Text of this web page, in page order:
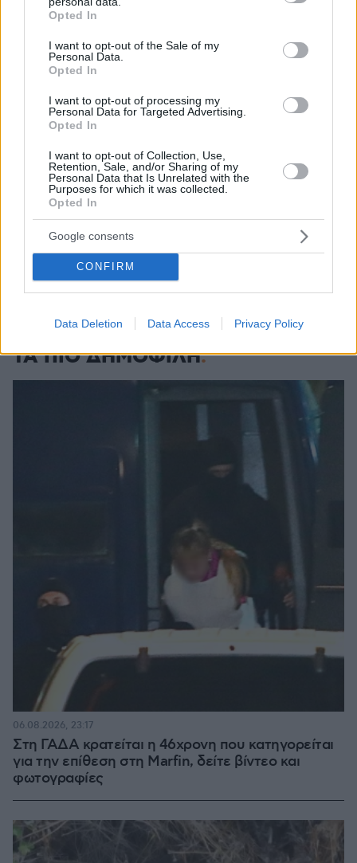
grant or deny consent to Google and its third-party tags to
use your data for below specified purposes in below Google
consent section.
Opted In
I want to opt-out of the Sale of my
Personal Data.
Opted In
I want to opt-out of processing my
Personal Data for Targeted Advertising.
Opted In
I want to opt-out of Collection, Use,
Retention, Sale, and/or Sharing of my
Personal Data that Is Unrelated with the
Purposes for which it was collected.
Opted In
Google consents
CONFIRM
Data Deletion Data Access Privacy Policy
Τουλάχιστον 11 τραυματίες σε επιθέσεις των Χούθι στη
Γκολ ο Παυλίδης στη εξάρα της Μπενφίκα στη Χαρτς και
07.08.2026, 02:10
εξαπάτησε πρώην αστέρες του NFL
07.08.2026, 01:44
Συναγερμός στη Σαουδική Αραβία μετά από
πληροφορίες για επικείμενες επιθέσεις από ιρακινές
οργανώσεις και Χούθι
07.08.2026, 01:21
ΔΕΙΤΕ ΟΛΕΣ ΤΙΣ ΕΙΔΗΣΕΙΣ
ΤΑ ΠΙΟ ΔΗΜΟΦΙΛΗ
Στη ΓΑΔΑ κρατείται η 46χρονη που κατηγορείται
για την επίθεση στη Marfin, δείτε βίντεο και
φωτογραφίες
06.08.2026, 23:17